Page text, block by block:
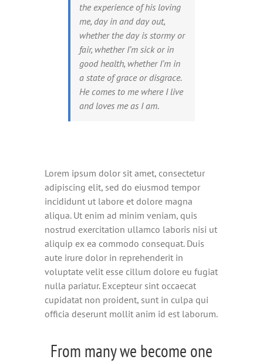
the experience of his loving
me, day in and day out,
whether the day is stormy or
fair, whether I’m sick or in
good health, whether I’m in
a state of grace or disgrace.
He comes to me where I live
and loves me as I am.
Lorem ipsum dolor sit amet, consectetur
adipiscing elit, sed do eiusmod tempor
incididunt ut labore et dolore magna
aliqua. Ut enim ad minim veniam, quis
nostrud exercitation ullamco laboris nisi ut
aliquip ex ea commodo consequat. Duis
aute irure dolor in reprehenderit in
voluptate velit esse cillum dolore eu fugiat
nulla pariatur. Excepteur sint occaecat
cupidatat non proident, sunt in culpa qui
officia deserunt mollit anim id est laborum.
From many we become one